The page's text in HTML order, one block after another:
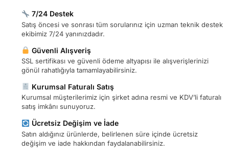
7/24 Destek
Satış öncesi ve sonrası tüm sorularınız için uzman teknik destek
ekibimiz 7/24 yanınızdadır.
Güvenli Alışveriş
SSL sertifikası ve güvenli ödeme altyapısı ile alışverişlerinizi
gönül rahatlığıyla tamamlayabilirsiniz.
Kurumsal Faturalı Satış
Kurumsal müşterilerimiz için şirket adına resmi ve KDV’li faturalı
satış imkânı sunuyoruz.
Ücretsiz Değişim ve İade
Satın aldığınız ürünlerde, belirlenen süre içinde ücretsiz
değişim ve iade hakkından faydalanabilirsiniz.